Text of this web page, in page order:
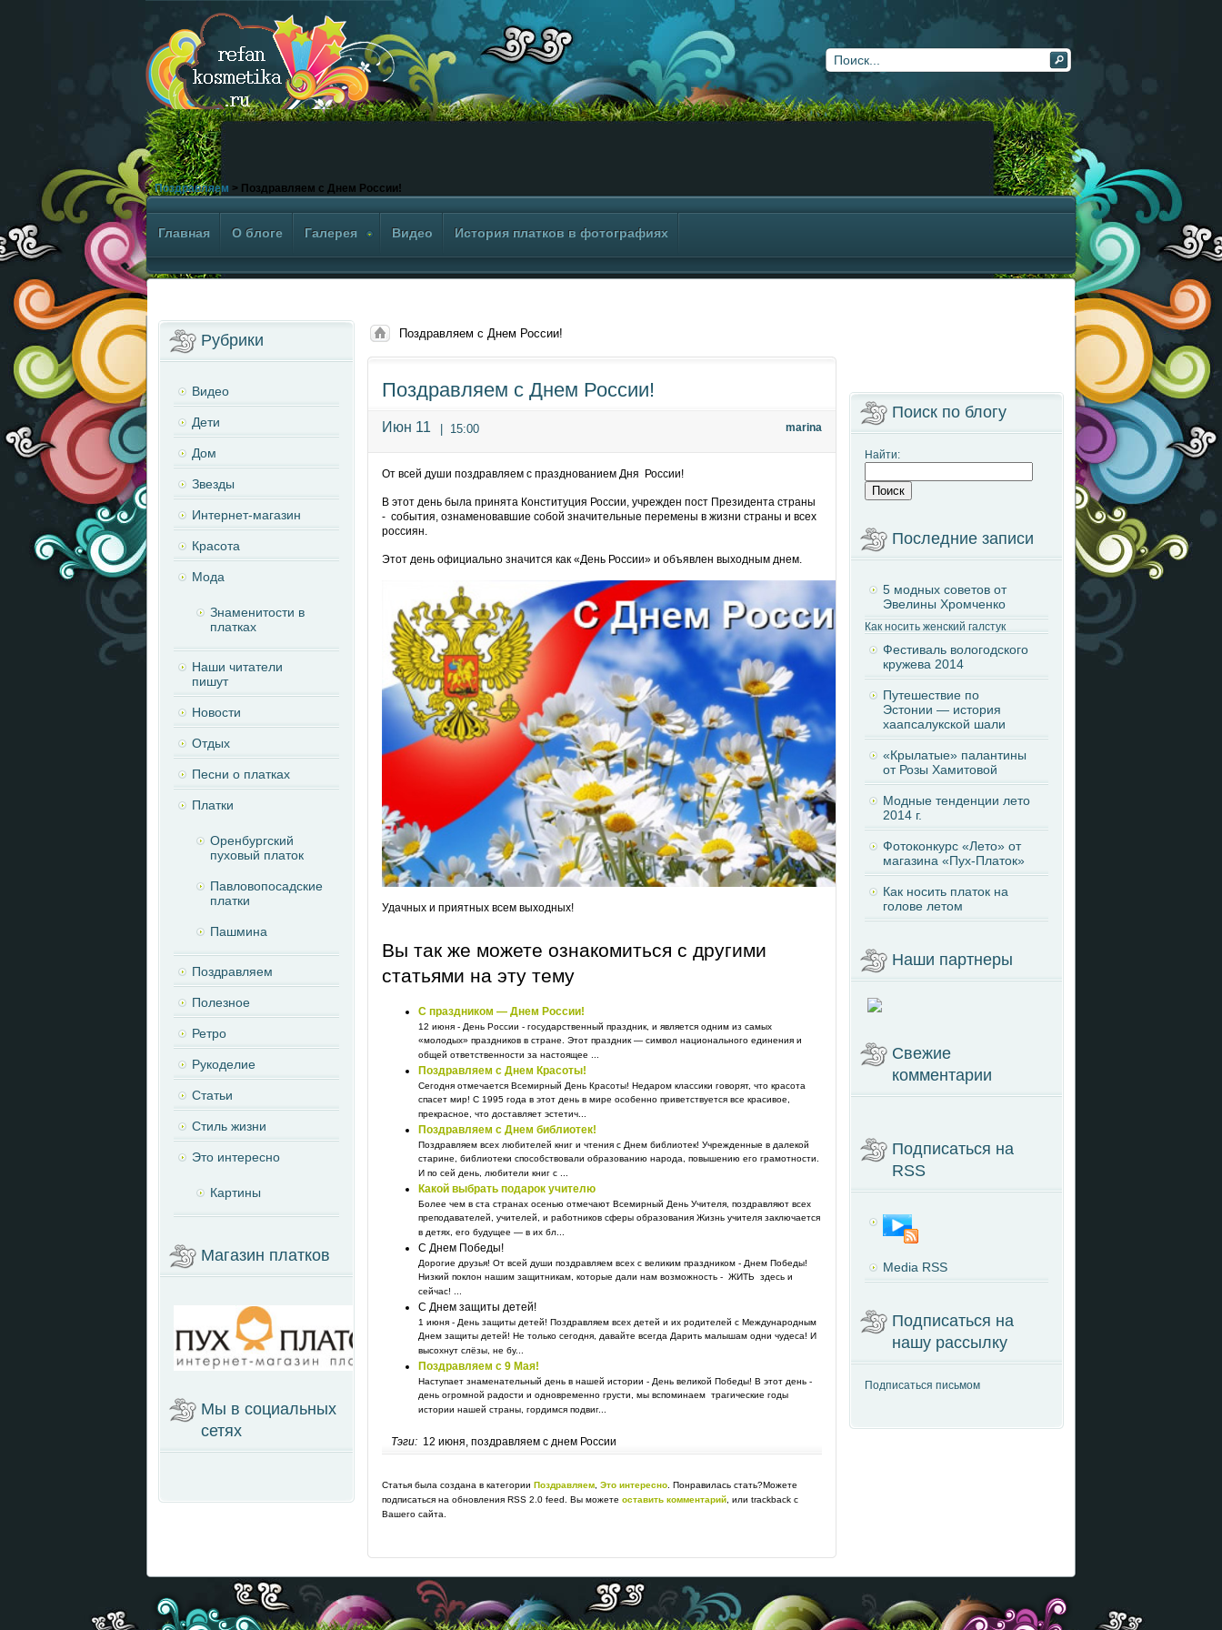
>Поздравляем > Поздравляем с Днем России!
Главная О блоге Галерея Видео История платков в фотографиях
Поздравляем с Днем России!
Поздравляем с Днем России!
marina
Июн 11 15:00
От всей души поздравляем с празднованием Дня России!
В этот день была принята Конституция России, учрежден пост Президента страны
- события, ознаменовавшие собой значительные перемены в жизни страны и всех
россиян.
Этот день официально значится как «День России» и объявлен выходным днем.
Удачных и приятных всем выходных!
Вы так же можете ознакомиться с другими
статьями на эту тему
С праздником — Днем России!
12 июня - День России - государственный праздник, и является одним из самых
«молодых» праздников в стране. Этот праздник — символ национального единения и
общей ответственности за настоящее ...
Поздравляем с Днем Красоты!
Сегодня отмечается Всемирный День Красоты! Недаром классики говорят, что красота
спасет мир! С 1995 года в этот день в мире особенно приветствуется все красивое,
прекрасное, что доставляет эстетич...
Поздравляем с Днем библиотек!
Поздравляем всех любителей книг и чтения с Днем библиотек! Учрежденные в далекой
старине, библиотеки способствовали образованию народа, повышению его грамотности.
И по сей день, любители книг с ...
Какой выбрать подарок учителю
Более чем в ста странах осенью отмечают Всемирный День Учителя, поздравляют всех
преподавателей, учителей, и работников сферы образования Жизнь учителя заключается
в детях, его будущее — в их бл...
С Днем Победы!
Дорогие друзья! От всей души поздравляем всех с великим праздником - Днем Победы!
Низкий поклон нашим защитникам, которые дали нам возможность - ЖИТЬ здесь и
сейчас! ...
С Днем защиты детей!
1 июня - День защиты детей! Поздравляем всех детей и их родителей с Международным
Днем защиты детей! Не только сегодня, давайте всегда Дарить малышам одни чудеса! И
высохнут слёзы, не бу...
Поздравляем с 9 Мая!
Наступает знаменательный день в нашей истории - День великой Победы! В этот день -
день огромной радости и одновременно грусти, мы вспоминаем трагические годы
истории нашей страны, гордимся подвиг...
Тэги: 12 июня, поздравляем с днем России
Статья была создана в категории Поздравляем Это интересно . Понравилась стать?Можете
подписаться на обновления RSS 2.0 feed. Вы можете оставить комментарий , или trackback с
Вашего сайта.
Рубрики
Видео
Дети
Дом
Звезды
Интернет-магазин
Красота
Мода
Знаменитости в
платках
Наши читатели
пишут
Новости
Отдых
Песни о платках
Платки
Оренбургский
пуховый платок
Павловопосадские
платки
Пашмина
Поздравляем
Полезное
Ретро
Рукоделие
Статьи
Стиль жизни
Это интересно
Картины
Магазин платков
Мы в социальных
сетях
Поиск по блогу
Найти:
Последние записи
5 модных советов от
Эвелины Хромченко
Как носить женский галстук
Фестиваль вологодского
кружева 2014
Путешествие по
Эстонии — история
хаапсалукской шали
«Крылатые» палантины
от Розы Хамитовой
Модные тенденции лето
2014 г.
Фотоконкурс «Лето» от
магазина «Пух-Платок»
Как носить платок на
голове летом
Наши партнеры
Свежие
комментарии
Подписаться на
RSS
Media RSS
Подписаться на
нашу рассылку
Подписаться письмом